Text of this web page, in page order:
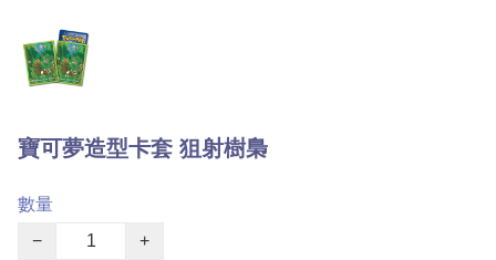
寶可夢造型卡套 狙射樹梟
數量
−
+